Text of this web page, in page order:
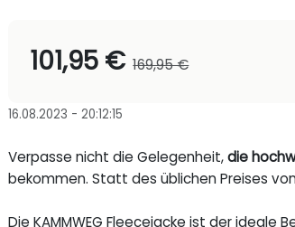
101,95 € 169,95 €
16.08.2023 - 20:12:15
Verpasse nicht die Gelegenheit,die
bekommen. Statt des üblichen Preises
Die KAMMWEG Fleecejacke ist der